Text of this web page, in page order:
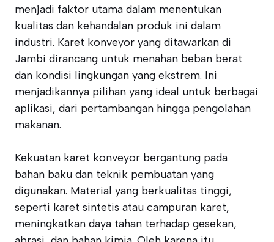
menjadi faktor utama dalam menentukan
kualitas dan kehandalan produk ini dalam
industri. Karet konveyor yang ditawarkan di
Jambi dirancang untuk menahan beban berat
dan kondisi lingkungan yang ekstrem. Ini
menjadikannya pilihan yang ideal untuk berbagai
aplikasi, dari pertambangan hingga pengolahan
makanan.
Kekuatan karet konveyor bergantung pada
bahan baku dan teknik pembuatan yang
digunakan. Material yang berkualitas tinggi,
seperti karet sintetis atau campuran karet,
meningkatkan daya tahan terhadap gesekan,